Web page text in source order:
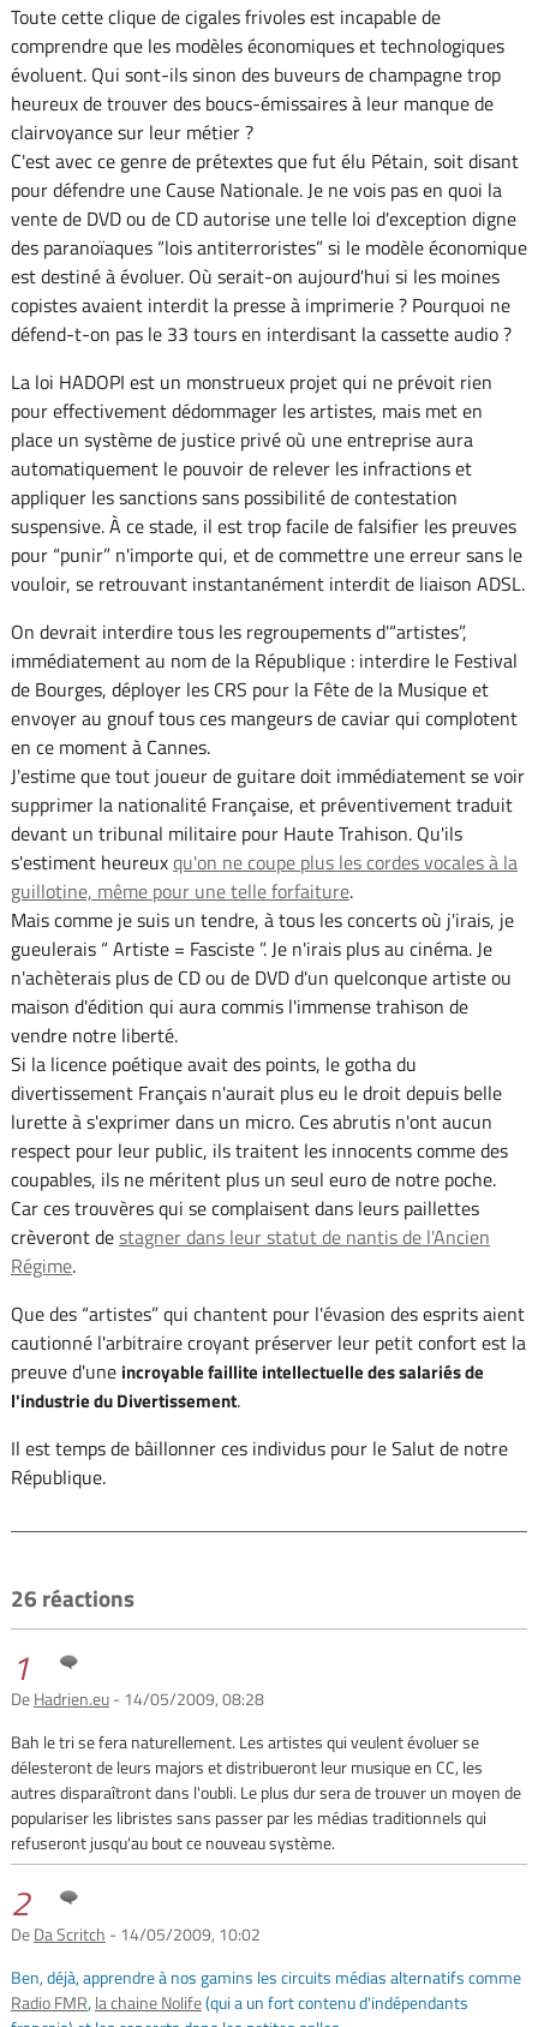
Toute cette clique de cigales frivoles est incapable de
comprendre que les modèles économiques et technologiques
évoluent. Qui sont-ils sinon des buveurs de champagne trop
heureux de trouver des boucs-émissaires à leur manque de
clairvoyance sur leur métier ?
C'est avec ce genre de prétextes que fut élu Pétain, soit disant
pour défendre une Cause Nationale. Je ne vois pas en quoi la
vente de DVD ou de CD autorise une telle loi d'exception digne
des paranoïaques “lois antiterroristes” si le modèle économique
est destiné à évoluer. Où serait-on aujourd'hui si les moines
copistes avaient interdit la presse à imprimerie ? Pourquoi ne
défend-t-on pas le 33 tours en interdisant la cassette audio ?
La loi HADOPI est un monstrueux projet qui ne prévoit rien
pour effectivement dédommager les artistes, mais met en
place un système de justice privé où une entreprise aura
automatiquement le pouvoir de relever les infractions et
appliquer les sanctions sans possibilité de contestation
suspensive. À ce stade, il est trop facile de falsifier les preuves
pour “punir” n'importe qui, et de commettre une erreur sans le
vouloir, se retrouvant instantanément interdit de liaison ADSL.
On devrait interdire tous les regroupements d'“artistes”,
immédiatement au nom de la République : interdire le Festival
de Bourges, déployer les CRS pour la Fête de la Musique et
envoyer au gnouf tous ces mangeurs de caviar qui complotent
en ce moment à Cannes.
J'estime que tout joueur de guitare doit immédiatement se voir
supprimer la nationalité Française, et préventivement traduit
devant un tribunal militaire pour Haute Trahison. Qu'ils
s'estiment heureuxqu'on ne coupe plus les cordes vocales à la
guillotine, même pour une telle forfaiture.
Mais comme je suis un tendre, à tous les concerts où j'irais, je
gueulerais “ Artiste = Fasciste ”. Je n'irais plus au cinéma. Je
n'achèterais plus de CD ou de DVD d'un quelconque artiste ou
maison d'édition qui aura commis l'immense trahison de
vendre notre liberté.
Si la licence poétique avait des points, le gotha du
divertissement Français n'aurait plus eu le droit depuis belle
lurette à s'exprimer dans un micro. Ces abrutis n'ont aucun
respect pour leur public, ils traitent les innocents comme des
coupables, ils ne méritent plus un seul euro de notre poche.
Car ces trouvères qui se complaisent dans leurs paillettes
crèveront destagner dans leur statut de nantis de l'Ancien
Régime.
Que des “artistes” qui chantent pour l'évasion des esprits aient
cautionné l'arbitraire croyant préserver leur petit confort est la
preuve d'une incroyable faillite intellectuelle des salariés de
l'industrie du Divertissement.
Il est temps de bâillonner ces individus pour le Salut de notre
République.
26 réactions
1
DeHadrien.eu- 14/05/2009, 08:28
Bah le tri se fera naturellement. Les artistes qui veulent évoluer se
délesteront de leurs majors et distribueront leur musique en CC, les
autres disparaîtront dans l'oubli. Le plus dur sera de trouver un moyen de
populariser les libristes sans passer par les médias traditionnels qui
refuseront jusqu'au bout ce nouveau système.
2
DeDa Scritch - 14/05/2009, 10:02
Ben, déjà, apprendre à nos gamins les circuits médias alternatifs comme
Radio FMR,la chaine Nolife(qui a un fort contenu d'indépendants